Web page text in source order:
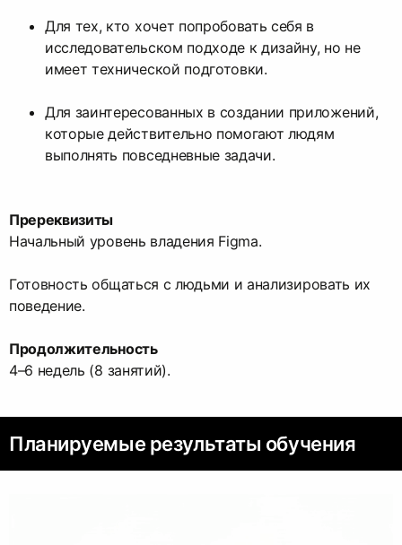
Для тех, кто хочет попробовать себя в
исследовательском подходе к дизайну, но не
имеет технической подготовки.
Для заинтересованных в создании приложений,
которые действительно помогают людям
выполнять повседневные задачи.
Пререквизиты
Начальный уровень владения Figma.
Готовность общаться с людьми и анализировать их
поведение.
Продолжительность
4–6 недель (8 занятий).
Планируемые результаты обучения